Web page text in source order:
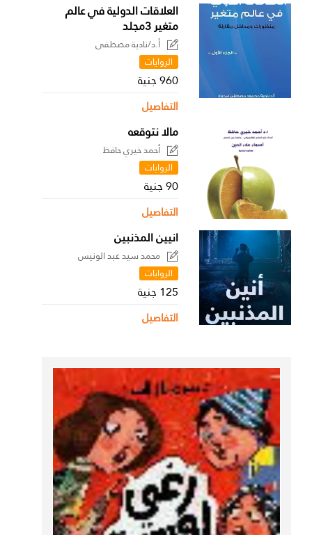
العلاقات الدولية في عالم
متغير 3مجلد
أ.د/نادية مصطفى
الروايات
960 جنية
التفاصيل
مالا نتوقعه
أحمد خيري حافظ
الروايات
90 جنية
التفاصيل
انيين المذنبين
محمد سيد عبد الونيس
الروايات
125 جنية
التفاصيل